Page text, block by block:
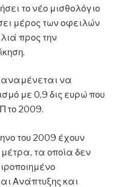
το νέο μισθολόγιο
μέρος των οφειλών
προς την
αναμένεται να
με 0,9 δις ευρώ που
το 2009.
του 2009 έχουν
τα οποία δεν
Ανάπτυξης και